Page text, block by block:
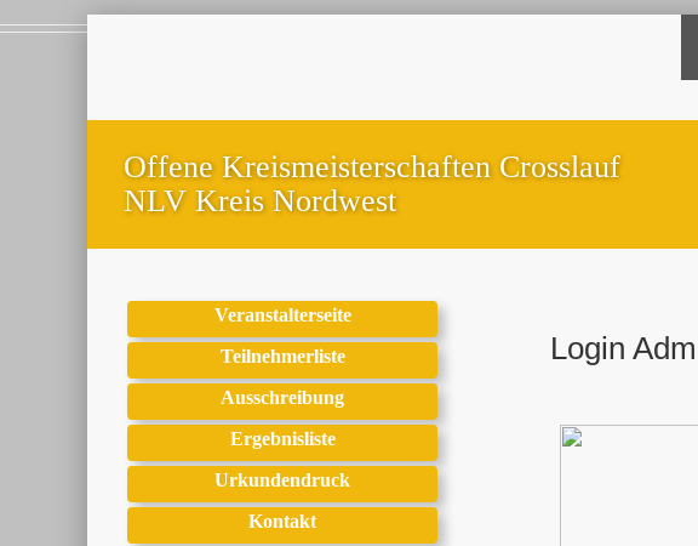
Offene Kreismeisterschaften Crosslauf
NLV Kreis Nordwest
Veranstalterseite
Teilnehmerliste
Ausschreibung
Ergebnisliste
Urkundendruck
Kontakt
Login